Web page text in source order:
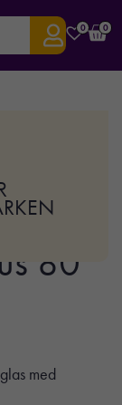
0 0
gr
80
med